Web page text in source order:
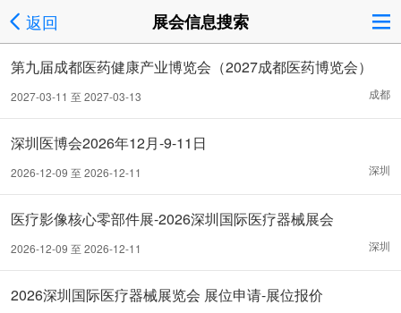
返回 展会信息搜索
第九届成都医药健康产业博览会（2027成都医药博览会）
成都
2027-03-11 至 2027-03-13
深圳医博会2026年12月-9-11日
深圳
2026-12-09 至 2026-12-11
医疗影像核心零部件展-2026深圳国际医疗器械展会
深圳
2026-12-09 至 2026-12-11
2026深圳国际医疗器械展览会 展位申请-展位报价